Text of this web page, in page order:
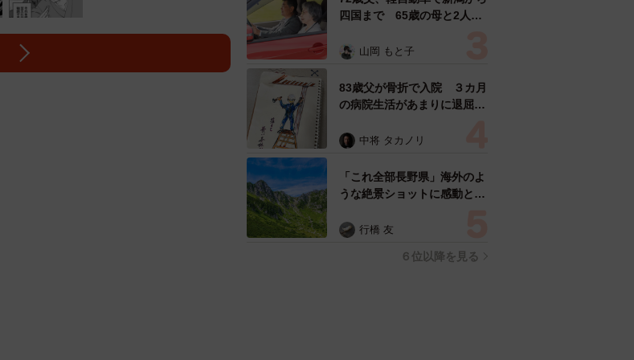
四国まで 65歳の母と2人で
憩まで分刻み… 「大学生で
山岡 もと子
83歳父が骨折で入院 ３カ月
の病院生活があまりに退屈で
い！」→スケッチブックを見
すよ…」
中将 タカノリ
「これ全部長野県」海外のよ
うな絶景ショットに感動と反
ったんだって気づいた」
行橋 友
６位以降を見る